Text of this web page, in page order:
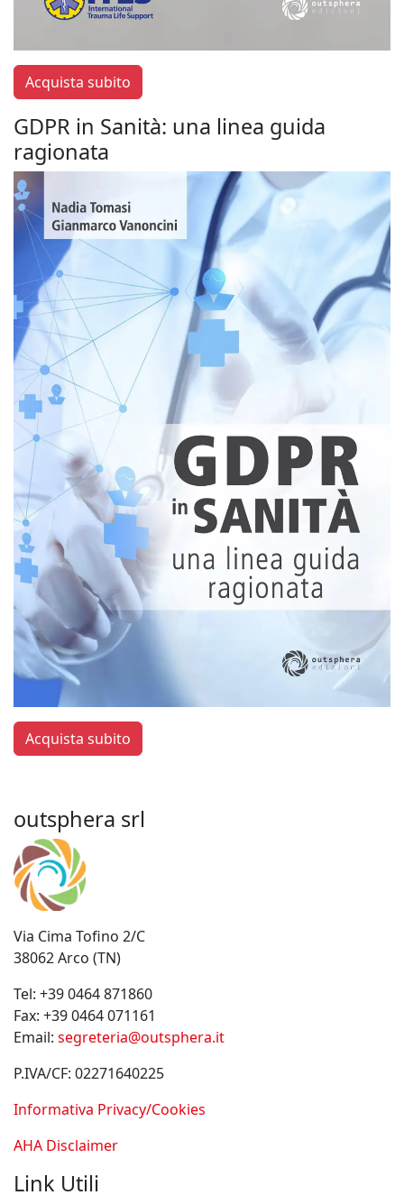
Acquista subito
GDPR in Sanità: una linea guida
ragionata
Acquista subito
outsphera srl
Via Cima Tofino 2/C
38062 Arco (TN)
Tel: +39 0464 871860
Fax: +39 0464 071161
Email: segreteria@outsphera.it
P.IVA/CF: 02271640225
Informativa Privacy/Cookies
AHA Disclaimer
Link Utili